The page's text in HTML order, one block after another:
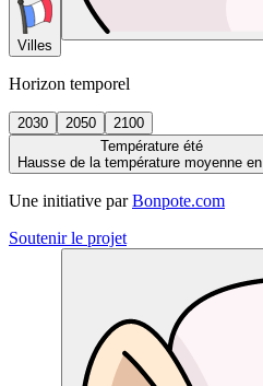
Villes
Horizon temporel
2030 2050
2100
Température été
Hausse de la température moyenne
Une initiative par Bonpote.com
Soutenir le projet